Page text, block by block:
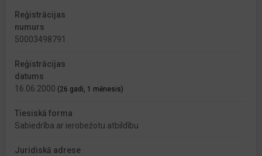
Reģistrācijas
numurs
50003498791
Reģistrācijas
datums
16.06.2000 (26 gadi, 1 mēnesis)
Tiesiskā forma
Sabiedrība ar ierobežotu atbildību
Juridiskā adrese